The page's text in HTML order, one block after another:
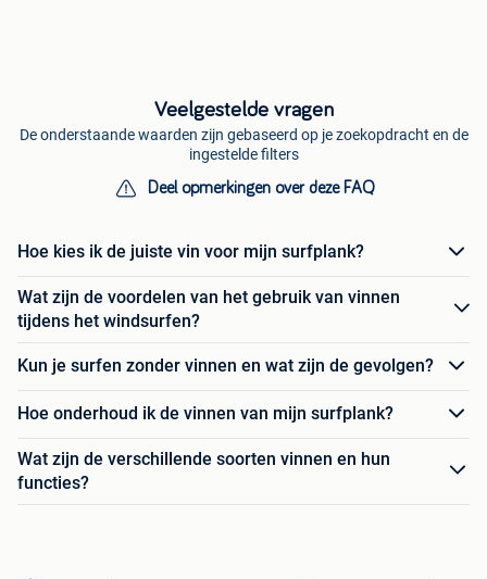
Veelgestelde vragen
De onderstaande waarden zijn gebaseerd op je zoekopdracht en de
ingestelde filters
Deel opmerkingen over deze FAQ
Hoe kies ik de juiste vin voor mijn surfplank?
Wat zijn de voordelen van het gebruik van vinnen
tijdens het windsurfen?
Kun je surfen zonder vinnen en wat zijn de gevolgen?
Hoe onderhoud ik de vinnen van mijn surfplank?
Wat zijn de verschillende soorten vinnen en hun
functies?